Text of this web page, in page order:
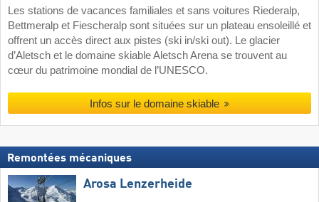
Les stations de vacances familiales et sans voitures Riederalp,
Bettmeralp et Fiescheralp sont situées sur un plateau ensoleillé et
offrent un accès direct aux pistes (ski in/ski out). Le glacier
d’Aletsch et le domaine skiable Aletsch Arena se trouvent au
cœur du patrimoine mondial de l’UNESCO.
Infos sur le domaine skiable
Remontées mécaniques
Arosa Lenzerheide